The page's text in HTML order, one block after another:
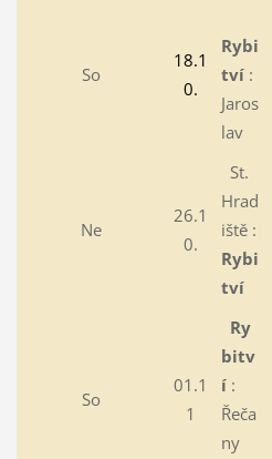
So
18.1
0.
Rybi
tví:
Jaros
lav
Ne
26.1
0.
St.
Hrad
iště :
Rybi
tví
So
01.1
1
Ry
bitv
í:
Řeča
ny